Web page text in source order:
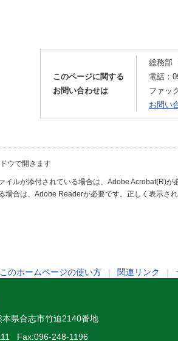
このページに関する
お問い合わせは
総務部
電話：
ファッ
お問い
ウで開きます
イルが添付されている場合は、Adobe Acrobat(R)が
場合は、Adobe Readerが必要です。正しく表示さ
このホームページの使い方 関連リンク
県合志市竹迫2140番地
Fax:096-248-1196